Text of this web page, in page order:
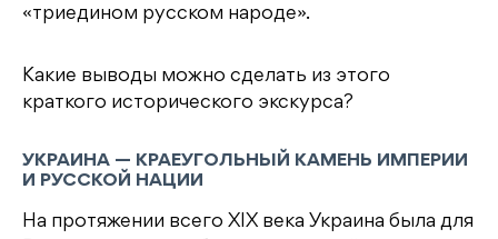
«триедином русском народе».
Какие выводы можно сделать из этого
краткого исторического экскурса?
УКРАИНА — КРАЕУГОЛЬНЫЙ КАМЕНЬ ИМПЕРИИ
И РУССКОЙ НАЦИИ
На протяжении всего XIX века Украина была для